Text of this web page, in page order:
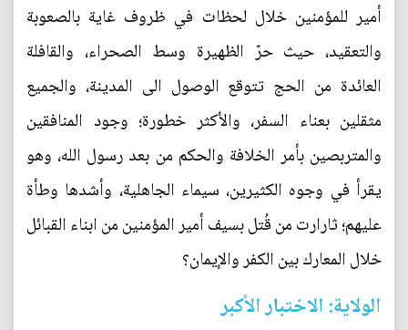
أمير للمؤمنين خلال لحظات في ظروف غاية بالصعوبة
والتعقيد، حيث حرّ الظهيرة وسط الصحراء، والقافلة
العائدة من الحج تتوقع الوصول الى المدينة، والجميع
مثقلين بعناء السفر، والأكثر خطورة؛ وجود المنافقين
والمتربصين بأمر الخلافة والحكم من بعد رسول الله، وهو
يقرأ في وجوه الكثيرين، سيماء الجاهلية، وأشدها وطأة
عليهم؛ ثارارت من قُتل بسيف أمير المؤمنين من ابناء القبائل
خلال المعارك بين الكفر والإيمان؟
الولاية: الاختبار الأكبر